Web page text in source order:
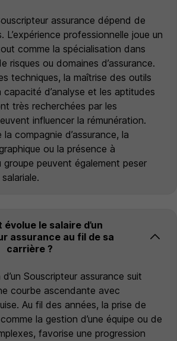
assurance dépend de
L’expérience professionnelle joue un
comme la spécialisation dans
risques ou domaines d’assurance.
techniques, la maîtrise des outils
capacité d’analyse et les aptitudes
très recherchées par les
influencer la rémunération.
compagnie d’assurance, la
ou la présence à
groupe peuvent également peser
évolue le salaire d’un
assurance au fil de sa
carrière ?
Souscripteur assurance suit
courbe ascendante avec
Au fil des années, la prise de
la gestion d’une équipe ou de
favorise une progression